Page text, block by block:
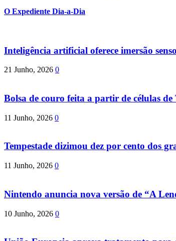
O Expediente Dia-a-Dia
Inteligência artificial oferece imersão
21 Junho, 2026 0
Bolsa de couro feita a partir de células de
11 Junho, 2026 0
Tempestade dizimou dez por cento dos
11 Junho, 2026 0
Nintendo anuncia nova versão de “A
10 Junho, 2026 0